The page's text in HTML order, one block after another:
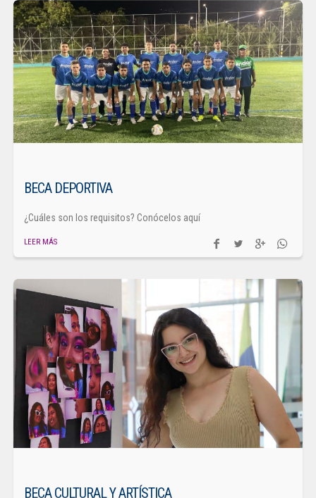
BECA DEPORTIVA
¿Cuáles son los requisitos? Conócelos aquí
LEER MÁS
BECA CULTURAL Y ARTÍSTICA